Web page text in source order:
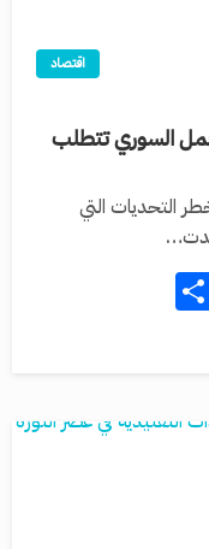
اقتصاد
السوري تتطلب
التحديات التي